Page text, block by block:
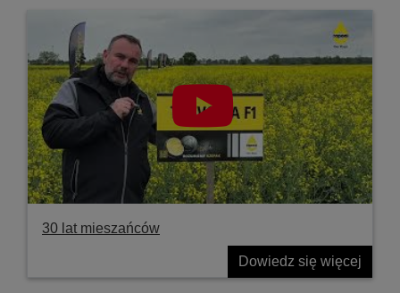
30 lat mieszańców
Dowiedz się więcej